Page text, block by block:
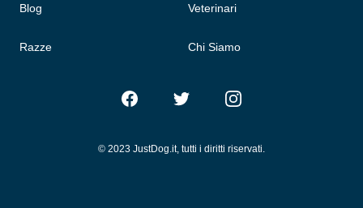
Blog
Razze
Veterinari
Chi Siamo
FacebookTwitter Instagram
© 2023 JustDog.it, tutti i diritti riservati.